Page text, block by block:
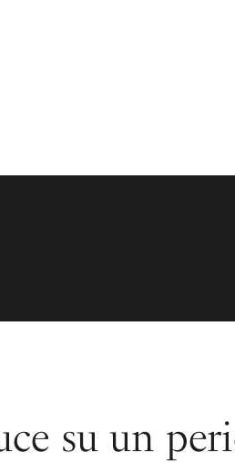
su un